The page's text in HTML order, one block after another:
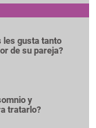
les gusta tanto
de su pareja?
y
tratarlo?